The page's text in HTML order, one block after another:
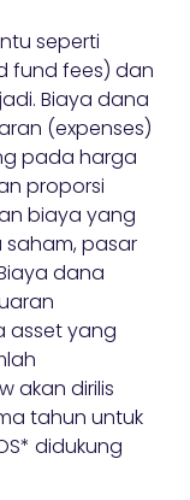
seperti
fund fees) dan
Biaya dana
(expenses)
pada harga
proporsi
biaya yang
pasar
dana
asset yang
akan dirilis
tahun untuk
didukung